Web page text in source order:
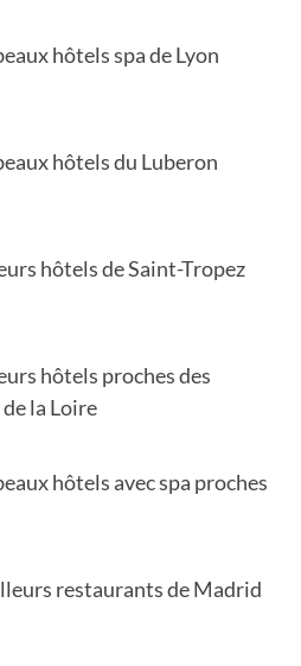
hôtels spa de Lyon
hôtels du Luberon
hôtels de Saint-Tropez
hôtels proches des
la Loire
hôtels avec spa proches
restaurants de Madrid